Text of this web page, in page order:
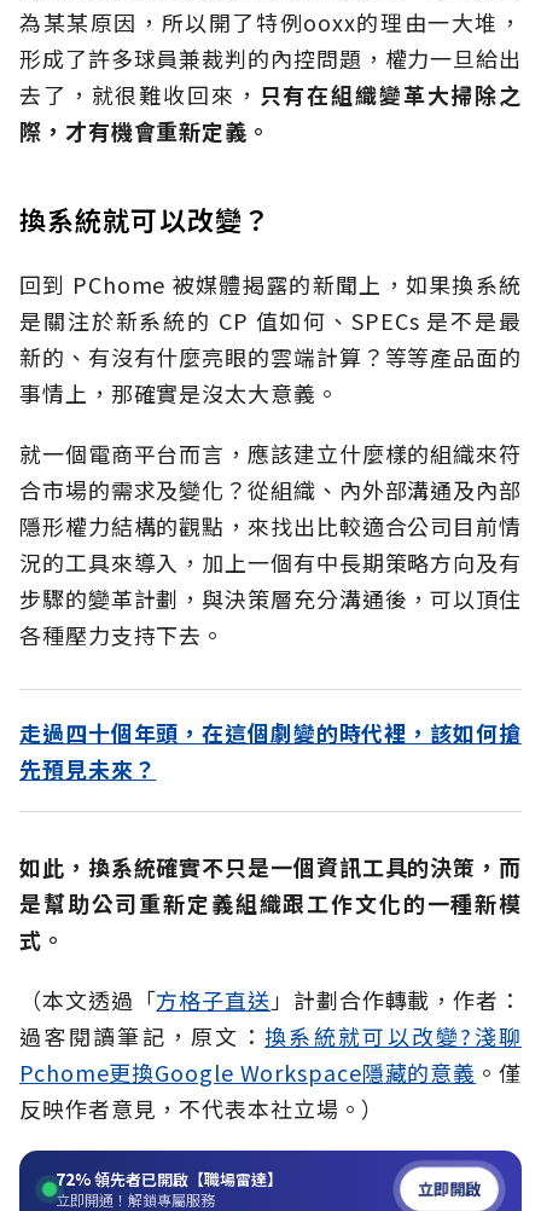
為某某原因，所以開了特例ooxx的理由一大堆，
形成了許多球員兼裁判的內控問題，權力一旦給出
去了，就很難收回來， 只有在組織變革大掃除之
際，才有機會重新定義。
換系統就可以改變？
回到 PChome 被媒體揭露的新聞上，如果換系統
是關注於新系統的 CP 值如何、SPECs 是不是最
新的、有沒有什麼亮眼的雲端計算？等等產品面的
事情上，那確實是沒太大意義。
就一個電商平台而言，應該建立什麼樣的組織來符
合市場的需求及變化？從組織、內外部溝通及內部
隱形權力結構的觀點，來找出比較適合公司目前情
況的工具來導入，加上一個有中長期策略方向及有
步驟的變革計劃，與決策層充分溝通後，可以頂住
各種壓力支持下去。
走過四十個年頭，在這個劇變的時代裡，該如何搶
先預見未來？
如此，換系統確實不只是一個資訊工具的決策，而
是幫助公司重新定義組織跟工作文化的一種新模
式。
（本文透過「方格子直送 」計劃合作轉載，作者：
過客閱讀筆記，原文：換系統就可以改變?淺聊
Pchome更換Google Workspace隱藏的意義 。僅
反映作者意見，不代表本社立場。）
72%領先者已開啟【職場雷達】
立即開通！解鎖專屬服務 立即開啟